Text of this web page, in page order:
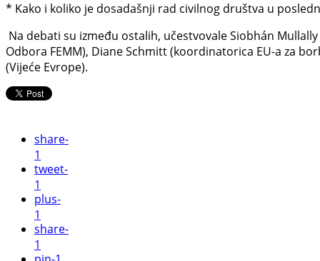
* Kako i koliko je dosadašnji rad civilnog društva u
Na debati su između ostalih, učestvovale Siobhán
Odbora FEMM), Diane Schmitt (koordinatorica EU-a za
(Vijeće Evrope).
share-
1
tweet-
1
plus-
1
share-
1